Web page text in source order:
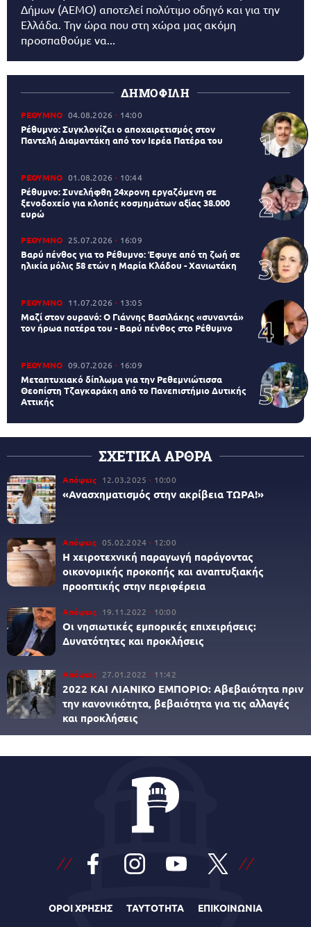
Δήμων (AEMO) αποτελεί πολύτιμο οδηγό και για την
Ελλάδα. Την ώρα που στη χώρα μας ακόμη
προσπαθούμε να...
ΔΗΜΟΦΙΛΗ
ΡΕΘΥΜΝΟ 04.08.2026 14:00
Ρέθυμνο: Συγκλονίζει ο αποχαιρετισμός στον
Παντελή Διαμαντάκη από τον Ιερέα Πατέρα του
ΡΕΘΥΜΝΟ 01.08.2026 10:44
Ρέθυμνο: Συνελήφθη 24χρονη εργαζόμενη σε
ξενοδοχείο για κλοπές κοσμημάτων αξίας 38.000
ευρώ
ΡΕΘΥΜΝΟ 25.07.2026 16:09
Βαρύ πένθος για το Ρέθυμνο: Έφυγε από τη ζωή σε
ηλικία μόλις 58 ετών η Μαρία Κλάδου - Χανιωτάκη
ΡΕΘΥΜΝΟ 11.07.2026 13:05
Μαζί στον ουρανό: Ο Γιάννης Βασιλάκης «συναντά»
τον ήρωα πατέρα του - Βαρύ πένθος στο Ρέθυμνο
ΡΕΘΥΜΝΟ 09.07.2026 16:09
Μεταπτυχιακό δίπλωμα για την Ρεθεμνιώτισσα
Θεοπίστη Τζαγκαράκη από το Πανεπιστήμιο Δυτικής
Αττικής
ΣΧΕΤΙΚΑ ΑΡΘΡΑ
Απόψεις 12.03.2025 10:00
«Ανασχηματισμός στην ακρίβεια ΤΩΡΑ!»
Απόψεις 05.02.2024 12:00
Η χειροτεχνική παραγωγή παράγοντας
οικονομικής προκοπής και αναπτυξιακής
προοπτικής στην περιφέρεια
Απόψεις 19.11.2022 10:00
Οι νησιωτικές εμπορικές επιχειρήσεις:
Δυνατότητες και προκλήσεις
Απόψεις 27.01.2022 11:42
2022 ΚΑΙ ΛΙΑΝΙΚΟ ΕΜΠΟΡΙΟ: Αβεβαιότητα πριν
την κανονικότητα, βεβαιότητα για τις αλλαγές
και προκλήσεις
ΟΡΟΙ ΧΡΗΣΗΣ ΤΑΥΤΟΤΗΤΑ ΕΠΙΚΟΙΝΩΝΙΑ